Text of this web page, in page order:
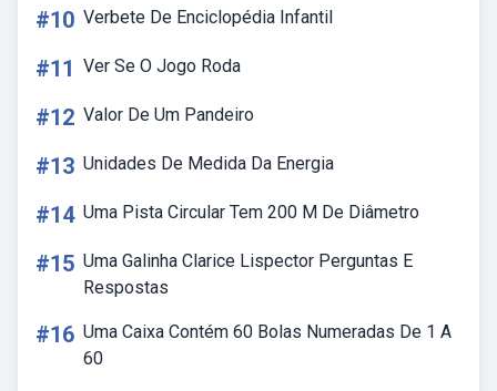
#10 Verbete De Enciclopédia Infantil
#11 Ver Se O Jogo Roda
#12 Valor De Um Pandeiro
#13 Unidades De Medida Da Energia
#14 Uma Pista Circular Tem 200 M De Diâmetro
#15 Uma Galinha Clarice Lispector Perguntas E
Respostas
#16 Uma Caixa Contém 60 Bolas Numeradas De 1 A
60